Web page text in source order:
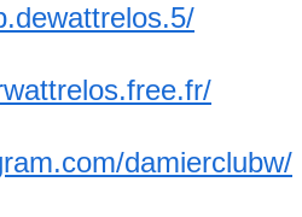
fr/
damierclubw/